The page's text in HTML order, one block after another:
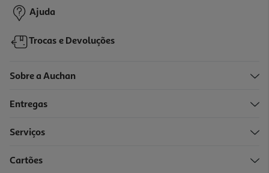
Ajuda
Trocas e Devoluções
Sobre a Auchan
Entregas
Serviços
Cartões